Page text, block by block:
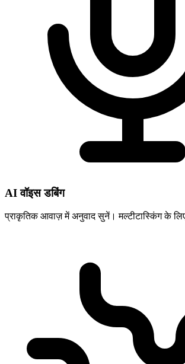
AI वॉइस डबिंग
प्राकृतिक आवाज़ में अनुवाद सुनें। मल्टीटास्किंग के